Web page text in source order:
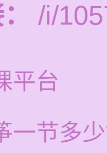
/i/
平台
一节多